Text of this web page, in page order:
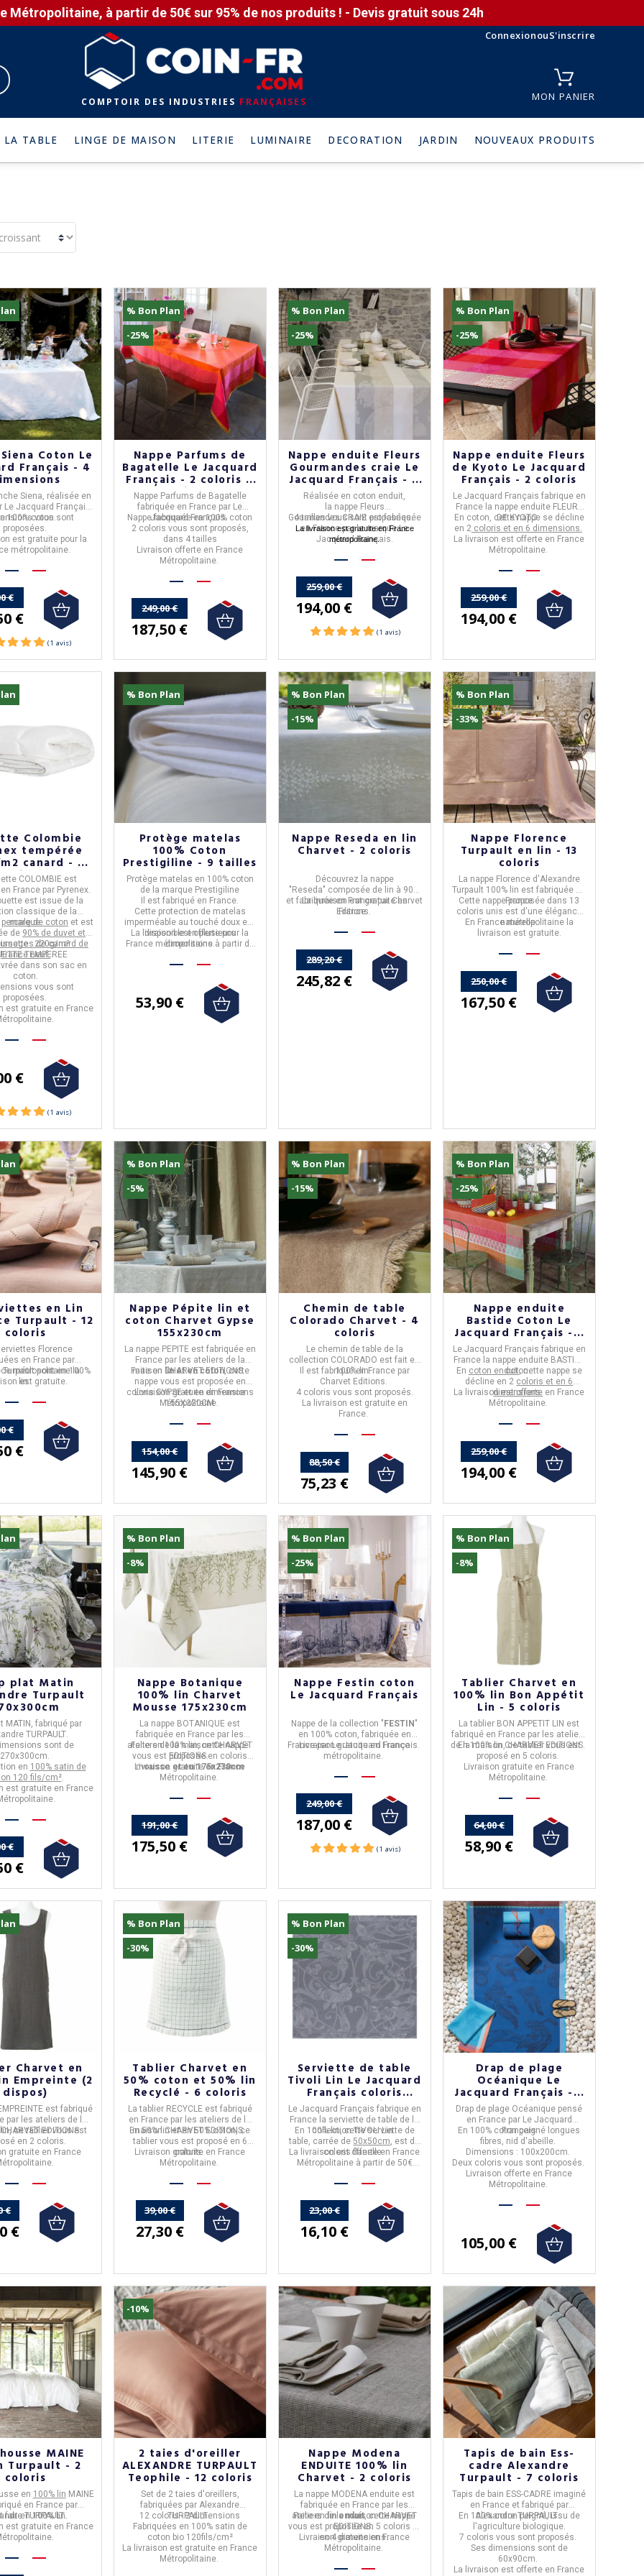
Métropolitaine, à partir de 50€ sur 95% de nos produits ! - Devis gratuit sous 24h
ConnexionouS'inscrire
COMPTOIR DES INDUSTRIES FRANÇAISES MON PANIER
LA TABLE LINGE DE MAISON LITERIE LUMINAIRE DECORATION JARDIN NOUVEAUX PRODUITS
Coton Le
Français - 4
Siena, réalisée en
Le Jacquard Français,
100% coton.
vous sont
proposées.
est gratuite pour la
métropolitaine.
€
€
% Bon Plan
-25%
Nappe Parfums de
Bagatelle Le Jacquard
Français - 2 coloris 4
tailles
Nappe Parfums de Bagatelle
fabriquée en France par Le
Jacquard Français.
Nappe fabriquée en100% coton
2 coloris vous sont proposés,
dans 4 tailles
Livraison offerte en France
Métropolitaine.
249,00 €
187,50 €
% Bon Plan
-25%
Nappe enduite Fleurs
Gourmandes craie Le
Jacquard Français - 4
tailles
Réalisée en coton enduit,
la nappe Fleurs
Gourmandes CRAIEest fabriquée
enFrancepar la marqueLe
Jacquard Français.
4 tailles vous sont proposées.
La livraison est gratuite en France
métropolitaine.
259,00 €
194,00 €
% Bon Plan
-25%
Nappe enduite Fleurs
de Kyoto Le Jacquard
Français - 2 coloris
Le Jacquard Français fabrique en
Francela nappe enduite FLEURS
DE KYOTO.
En coton, cette nappe se décline
en 2coloris et en 6 dimensions.
La livraison est offerte en France
Métropolitaine.
259,00 €
194,00 €
Colombie
tempérée
canard - 6
tailles
COLOMBIE est
Francepar Pyrenex.
est issue de la
classique de la
marque.
percale de coton et est
de 90% de duvet et
de canard de
France neuf.
: 220g/m²
TEMPEREE
dans son sac en
coton.
vous sont
proposées.
est gratuite en France
€
(1 avis)
% Bon Plan
Protège matelas
100% Coton
Prestigiline - 9 tailles
Protège matelas en 100% coton
de la marque Prestigiline
Il est fabriqué en France.
Cette protection de matelas
imperméable au touché doux est
disponible en plusieurs
dimensions.
La livraison estoffertepour la
France métropolitaine à partir de
53,90 €
% Bon Plan
-15%
Nappe Reseda en lin
Charvet - 2 coloris
Découvrez la nappe
" Reseda" composée de lin à 90%
et fabriquée en France parCharvet
Editions.
La livraison est gratuite en
France.
289,20 €
245,82 €
% Bon Plan
-33%
Nappe Florence
Turpault en lin - 13
coloris
La nappe Florenced'Alexandre
Turpault 100% lin est fabriquée en
France
Cette nappe proposée dans 13
coloris unis est d'une élégance
naturelle.
En France métropolitaine la
livraison est gratuite.
250,00 €
167,50 €
en Lin
Turpault - 12
coloris
Florence
en France par
Turpaultsont en 100%
lin.
métropolitaine la
est gratuite.
€
€
% Bon Plan
-5%
Nappe Pépite lin et
coton Charvet Gypse
155x230cm
La nappe PEPITE est fabriquée en
Francepar les ateliers de la
maison CHARVET EDITIONS.
Faite en lin et en coton, cette
nappe vous est proposée en
colorisGYPSEet en dimensions
155X320CM
Livraison gratuite en France
Métropolitaine.
154,00 €
145,90 €
% Bon Plan
-15%
Chemin de table
Colorado Charvet - 4
coloris
Le chemin de table de la
collection COLORADO est fait en
100% lin.
Il est fabriqué en France par
Charvet Editions.
4 coloris vous sont proposés.
La livraison est gratuite en
France.
88,50 €
75,23 €
% Bon Plan
-25%
Nappe enduite
Bastide Coton Le
Jacquard Français - 2
coloris
Le Jacquard Français fabrique en
Francela nappe enduite BASTIDE
coton.
En coton enduit, cette nappe se
décline en 2 coloris et en 6
dimensions.
La livraison est offerte en France
Métropolitaine.
259,00 €
194,00 €
plat Matin
Turpault
MATIN , fabriqué par
TURPAULT.
sont de
270x300cm.
en 100% satin de
120 fils/cm².
est gratuite en France
€
€
% Bon Plan
-8%
Nappe Botanique
100% lin Charvet
Mousse 175x230cm
La nappe BOTANIQUE est
fabriquée en France par les
ateliers de la maisonCHARVET
EDITIONS.
Faite en100% lin,cette nappe
vous est proposée en coloris
mousse et en 175x230cm
Livraison gratuite en France
Métropolitaine.
191,00 €
175,50 €
% Bon Plan
-25%
Nappe Festin coton
Le Jacquard Français
Nappe de la collection " FESTIN "
en 100% coton, fabriquée en
FranceparLe Jacquard Français.
Livraison gratuite en France
métropolitaine.
249,00 €
187,00 €
% Bon Plan
-8%
Tablier Charvet en
100% lin Bon Appétit
Lin - 5 coloris
La tablier BON APPETIT LIN est
fabriqué en France par les ateliers
de la maisonCHARVET EDITIONS.
En100% lin, ce tablier vous est
proposé en 5 coloris.
Livraison gratuite en France
Métropolitaine.
64,00 €
58,90 €
Charvet en
Empreinte (2
dispos)
est fabriqué
par les ateliers de la
CHARVET EDITIONS.
, ce tablier vous est
en 2 coloris.
gratuite en France
€
€
% Bon Plan
-30%
Tablier Charvet en
50% coton et 50% lin
Recyclé - 6 coloris
La tablier RECYCLE est fabriqué
en France par les ateliers de la
maisonCHARVET EDITIONS.
En50% lin et en 50% coton, ce
tablier vous est proposé en 6
coloris.
Livraison gratuite en France
Métropolitaine.
39,00 €
27,30 €
% Bon Plan
-30%
Serviette de table
Tivoli Lin Le Jacquard
Français coloris
FLANELLE (6 dispos)
Le Jacquard Français fabrique en
France la serviette de table de la
collectionTIVOLI Lin.
En 100% lin, cette serviette de
table, carrée de 50x50cm, est de
colorisflanelle.
La livraison est offerte en France
Métropolitaine à partir de 50€
23,00 €
16,10 €
Drap de plage
Océanique Le
Jacquard Français - 2
coloris
Drap de plage Océanique pensé
en Francepar Le Jacquard
Français
En 100% coton peigné longues
fibres, nid d'abeille.
Dimensions : 100x200cm.
Deux coloris vous sont proposés.
Livraison offerte en France
Métropolitaine.
105,00 €
MAINE
Turpault - 2
coloris
en 100% lin MAINE
en Francepar
TURPAULT.
fait en100% lin.
est gratuite en France
-10%
2 taies d'oreiller
ALEXANDRE TURPAULT
Teophile - 12 coloris
Set de 2 taies d'oreillers,
fabriquées parAlexandre
TURPAULT.
12 coloris - 2 dimensions
Fabriquées en 100% satin de
coton bio 120fils/cm²
La livraison est gratuite en France
Métropolitaine.
Nappe Modena
ENDUITE 100% lin
Charvet - 2 coloris
La nappe MODENA enduite est
fabriquée en France par les
ateliers de la maisonCHARVET
EDITIONS.
Faite enlin enduit, cette nappe
vous est proposée en 5 coloris et
en 4 dimensions.
Livraison gratuite en France
Métropolitaine.
Tapis de bain Ess-
cadre Alexandre
Turpault - 7 coloris
Tapis de bain ESS-CADRE imaginé
en Franceet fabriqué par
Alexandre TURPAULT.
En 100% coton peigné, issu de
l'agriculture biologique.
7 coloris vous sont proposés.
Ses dimensions sont de
60x90cm.
La livraison est offerte en France